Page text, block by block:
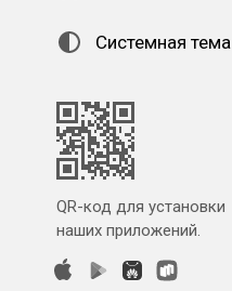
Системная тема
QR-код для установки
наших приложений.